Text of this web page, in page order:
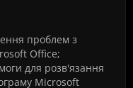
проблем з
Office;
для розв'язання
Microsoft